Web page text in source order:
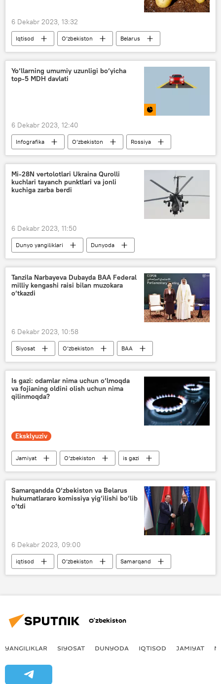
6 Dekabr 2023, 13:32
Iqtisod O‘zbekiston
Belarus
kartoshka
meva-sabzavot
Qishloq xo‘jaligi
Yo‘llarning umumiy uzunligi bo‘yicha
top-5 MDH davlati
6 Dekabr 2023, 12:40
Infografika O‘zbekiston
Rossiya
Qozog‘iston
Belarus
Ozarbayjon
Moldova
Armaniston
Mi-28N vertolotlari Ukraina Qurolli
kuchlari tayanch punktlari va jonli
kuchiga zarba berdi
6 Dekabr 2023, 11:50
Dunyo yangiliklari
Dunyoda
Rossiya
Rossiya Mudofaa vaziri
Ukraina
hujum
Tanzila Narbayeva Dubayda BAA Federal
milliy kengashi raisi bilan muzokara
o‘tkazdi
6 Dekabr 2023, 10:58
Siyosat O‘zbekiston
BAA
O‘zbekiston Oliy Majlisi Senati
Tanzila Norboyeva
Is gazi: odamlar nima uchun o‘lmoqda
va fojianing oldini olish uchun nima
qilinmoqda?
Eksklyuziv
Jamiyat O‘zbekiston
is gazi
is gazidan zaharlanish
Samarqandda O‘zbekiston va Belarus
hukumatlararo komissiya yig‘ilishi bo‘lib
o‘tdi
6 Dekabr 2023, 09:00
iqtisod O‘zbekiston
Samarqand
Belarus
savdo
Abdulla Aripov
O‘zbekiston
YANGILIKLAR SIYOSAT DUNYODA IQTISOD JAMIYAT